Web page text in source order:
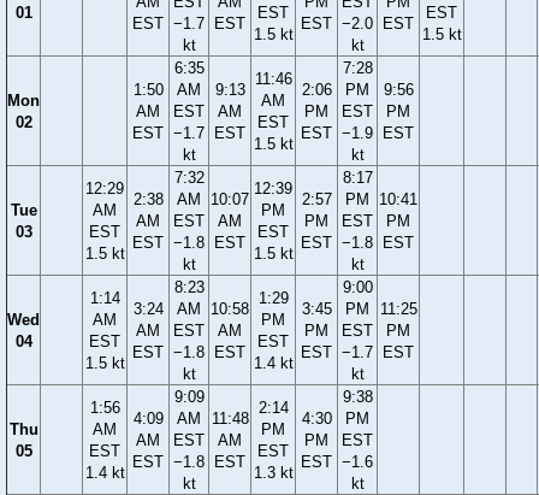
01
EST −1.7
kt
EST
EST
1.5 kt
EST −2.0
kt
EST
EST
1.5 kt
Mon
02
1:50
AM
EST
6:35
AM
EST
−1.7
kt
9:13
AM
EST
11:46
AM
EST
1.5 kt
2:06
PM
EST
7:28
PM
EST
−1.9
kt
9:56
PM
EST
Tue
03
12:29
AM
EST
1.5 kt
2:38
AM
EST
7:32
AM
EST
−1.8
kt
10:07
AM
EST
12:39
PM
EST
1.5 kt
2:57
PM
EST
8:17
PM
EST
−1.8
kt
10:41
PM
EST
Wed
04
1:14
AM
EST
1.5 kt
3:24
AM
EST
8:23
AM
EST
−1.8
kt
10:58
AM
EST
1:29
PM
EST
1.4 kt
3:45
PM
EST
9:00
PM
EST
−1.7
kt
11:25
PM
EST
Thu
05
1:56
AM
EST
1.4 kt
4:09
AM
EST
9:09
AM
EST
−1.8
kt
11:48
AM
EST
2:14
PM
EST
1.3 kt
4:30
PM
EST
9:38
PM
EST
−1.6
kt